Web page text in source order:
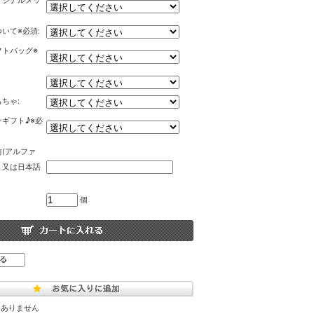
いて※必須:
トバッグ※
ちゃ:
ギフト♪※必
アルファ
は日本語
個
りません